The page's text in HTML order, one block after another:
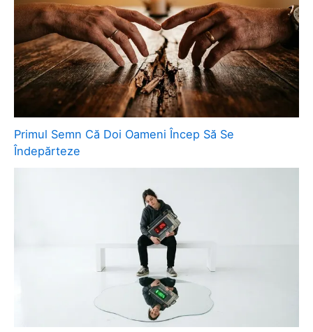
Primul Semn Că Doi Oameni Încep Să Se
Îndepărteze